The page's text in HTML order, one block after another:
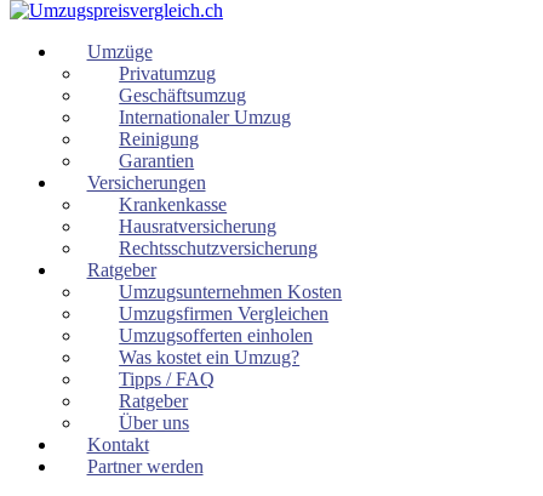
Umzüge
Privatumzug
Geschäftsumzug
Internationaler Umzug
Reinigung
Garantien
Versicherungen
Krankenkasse
Hausratversicherung
Rechtsschutzversicherung
Ratgeber
Umzugsunternehmen Kosten
Umzugsfirmen Vergleichen
Umzugsofferten einholen
Was kostet ein Umzug?
Tipps / FAQ
Ratgeber
Über uns
Kontakt
Partner werden